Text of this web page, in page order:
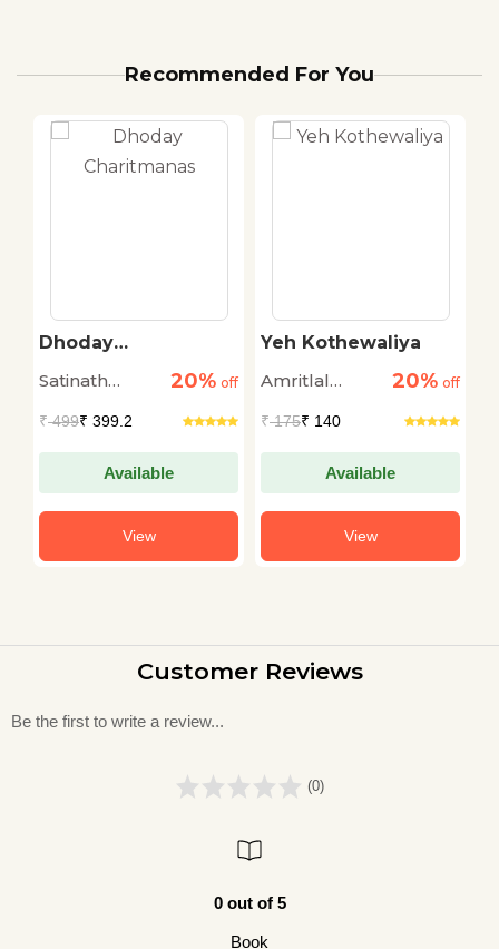
Recommended For You
Dhoday
Satinath
20% off
₹499₹ 399.2
Available
View
Yeh Kothewaliya
Amritlal
20% off
₹175₹ 140
Available
View
Customer Reviews
Be the first to write a review...
(0)
0 out of 5
Book